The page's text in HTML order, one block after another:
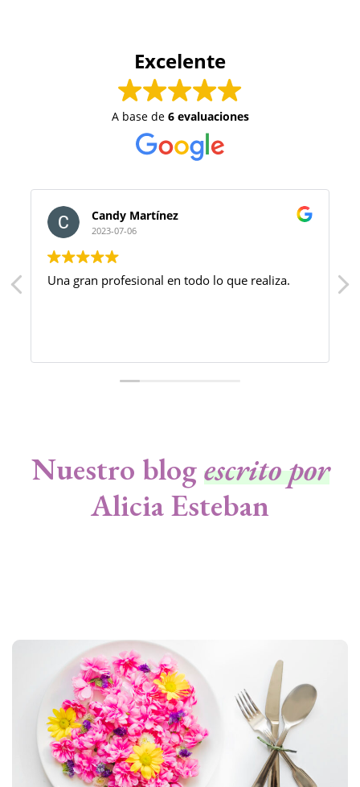
Excelente
A base de 6 evaluaciones
Candy Martínez
2023-07-06
Una gran profesional en todo lo que realiza.
Nuestro blogescrito por
Alicia Esteban